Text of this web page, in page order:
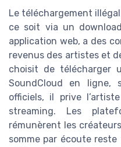
Le téléchargement
ce soit via un
application web, a des
revenus des artistes et
choisit de télécharger
SoundCloud en ligne,
officiels, il prive
streaming. Les
rémunèrent les
somme par écoute